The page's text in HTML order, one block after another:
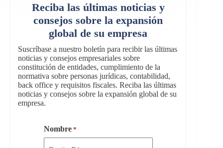
Reciba las últimas noticias y
consejos sobre la expansión
global de su empresa
Suscríbase a nuestro boletín para recibir las últimas
noticias y consejos empresariales sobre
constitución de entidades, cumplimiento de la
normativa sobre personas jurídicas, contabilidad,
back office y requisitos fiscales. Reciba las últimas
noticias y consejos sobre la expansión global de su
empresa.
Nombre *